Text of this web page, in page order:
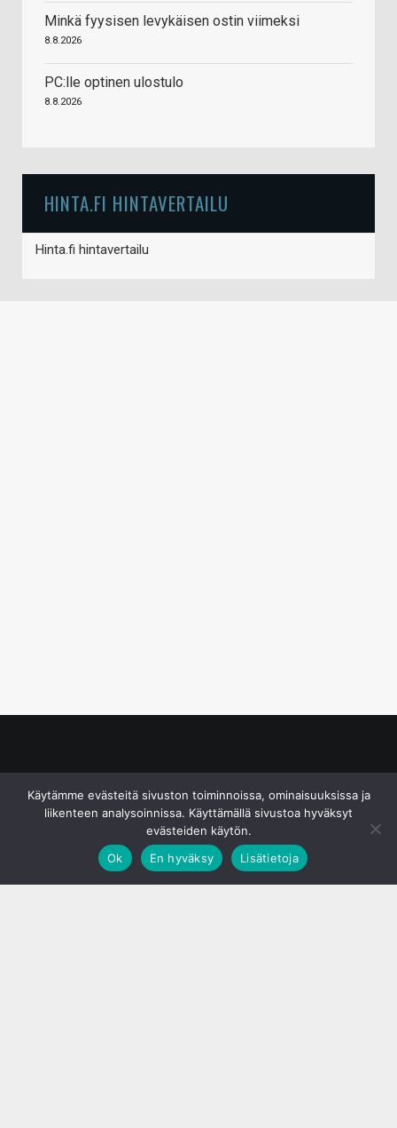
Minkä fyysisen levykäisen ostin viimeksi
8.8.2026
PC:lle optinen ulostulo
8.8.2026
HINTA.FI HINTAVERTAILU
Hinta.fi hintavertailu
Käytämme evästeitä sivuston toiminnoissa, ominaisuuksissa ja
liikenteen analysoinnissa. Käyttämällä sivustoa hyväksyt
evästeiden käytön.
Ok
En hyväksy Lisätietoja